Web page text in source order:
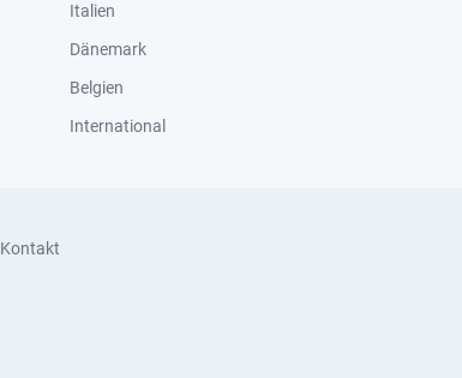
Italien
Dänemark
Belgien
International
Kontakt